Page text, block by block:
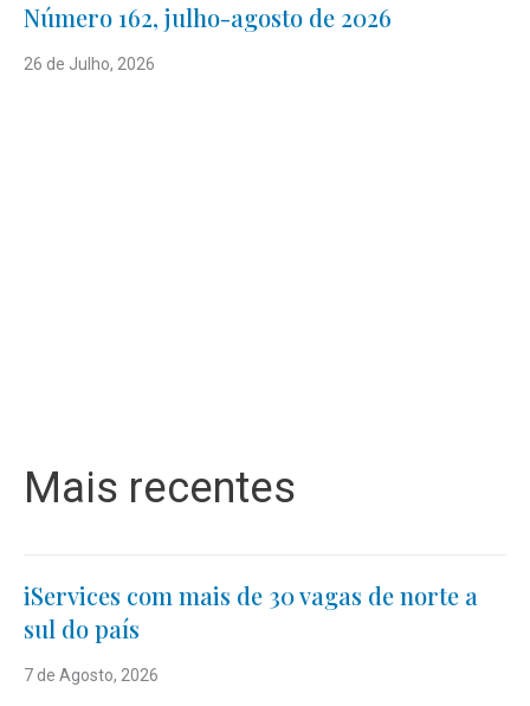
Número 162, julho-agosto de 2026
26 de Julho, 2026
Mais recentes
iServices com mais de 30 vagas de norte a
sul do país
7 de Agosto, 2026